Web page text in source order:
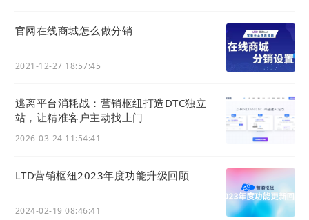
官网在线商城怎么做分销
2021-12-27 18:57:45
逃离平台消耗战：营销枢纽打造DTC独立
站，让精准客户主动找上门
2026-03-24 11:54:41
LTD营销枢纽2023年度功能升级回顾
2024-02-19 08:46:41